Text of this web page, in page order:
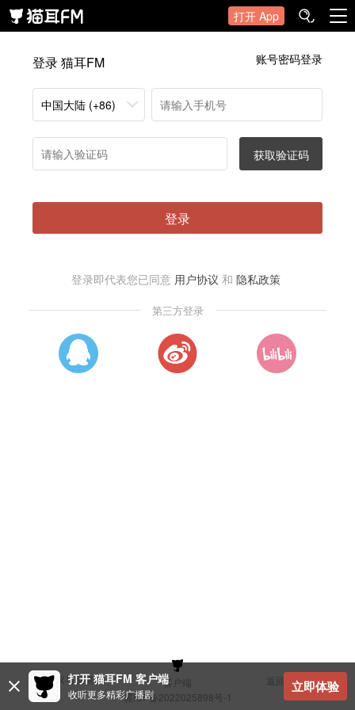
打开 App
登录 猫耳FM 账号密码登录
中国大陆 (+86)
获取验证码
登录
登录即代表您已同意 用户协议 和 隐私政策
第三方登录
建议与反馈 客户端
返回顶部
冀ICP备2022025898号-1
打开 猫耳FM 客户端
收听更多精彩广播剧 立即体验